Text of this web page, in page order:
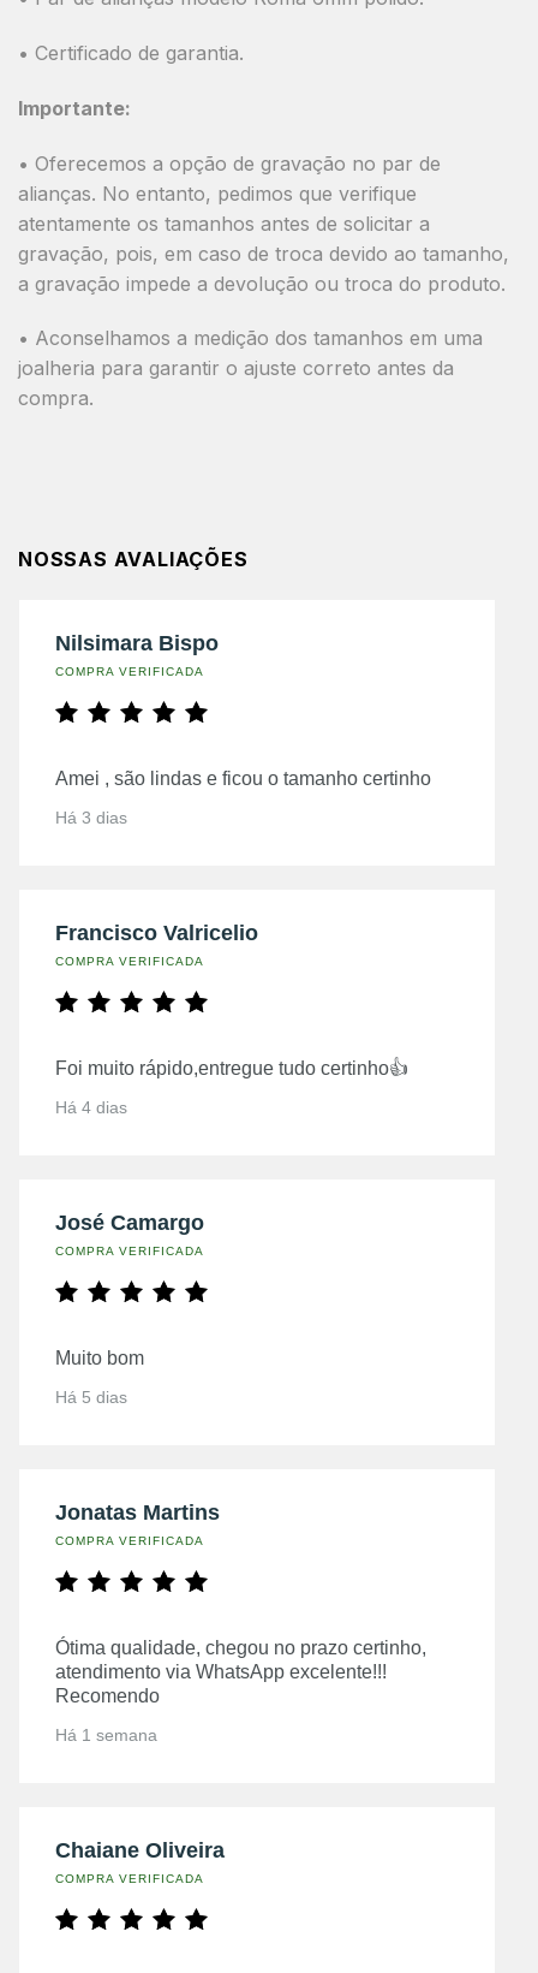
• Certificado de garantia.
Importante:
• Oferecemos a opção de gravação no par de
alianças. No entanto, pedimos que verifique
atentamente os tamanhos antes de solicitar a
gravação, pois, em caso de troca devido ao tamanho,
a gravação impede a devolução ou troca do produto.
• Aconselhamos a medição dos tamanhos em uma
joalheria para garantir o ajuste correto antes da
compra.
NOSSAS AVALIAÇÕES
Nilsimara Bispo
COMPRA VERIFICADA
Amei , são lindas e ficou o tamanho certinho
Há 3 dias
Francisco Valricelio
COMPRA VERIFICADA
Foi muito rápido,entregue tudo certinho👍
Há 4 dias
José Camargo
COMPRA VERIFICADA
Muito bom
Há 5 dias
Jonatas Martins
COMPRA VERIFICADA
Ótima qualidade, chegou no prazo certinho,
atendimento via WhatsApp excelente!!!
Recomendo
Há 1 semana
Chaiane Oliveira
COMPRA VERIFICADA